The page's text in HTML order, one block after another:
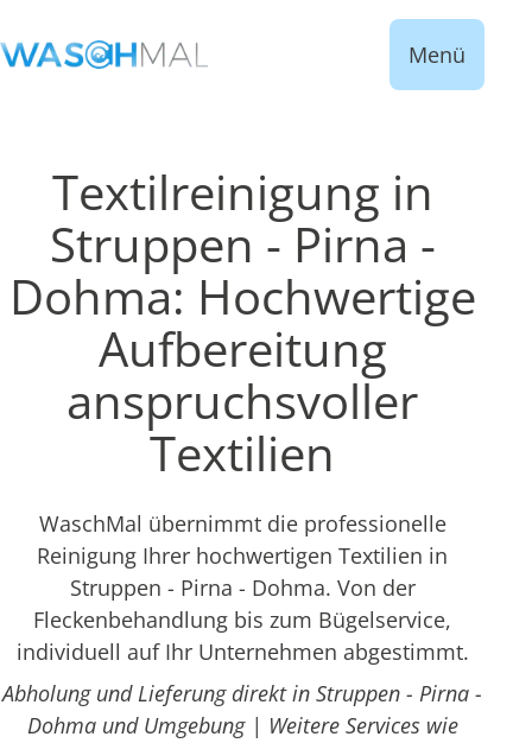
Menü
Textilreinigung in
Struppen - Pirna -
Dohma: Hochwertige
Aufbereitung
anspruchsvoller
Textilien
WaschMal übernimmt die professionelle
Reinigung Ihrer hochwertigen Textilien in
Struppen - Pirna - Dohma. Von der
Fleckenbehandlung bis zum Bügelservice,
individuell auf Ihr Unternehmen abgestimmt.
Abholung und Lieferung direkt in Struppen - Pirna -
Dohma und Umgebung | Weitere Services wie